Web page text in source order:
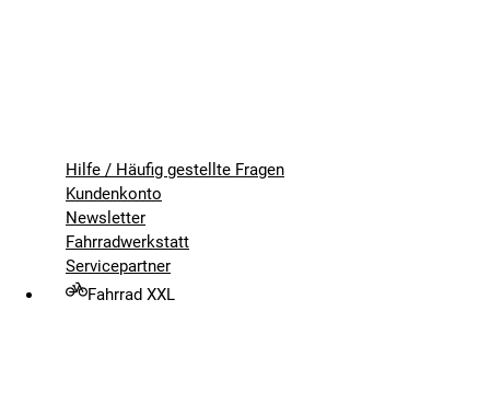
Hilfe / Häufig gestellte Fragen
Kundenkonto
Newsletter
Fahrradwerkstatt
Servicepartner
Fahrrad XXL